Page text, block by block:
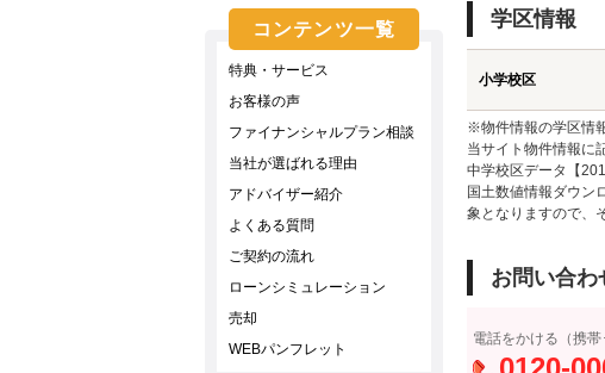
学区情報
小学校区
※物件情報の学区情
当サイト物件情報に
中学校区データ【
国土数値情報ダウン
象となりますので、
お問い合わ
電話をかける（携帯
コンテンツ一覧
特典・サービス
お客様の声
ファイナンシャルプラン相談
当社が選ばれる理由
アドバイザー紹介
よくある質問
ご契約の流れ
ローンシミュレーション
売却
WEBパンフレット